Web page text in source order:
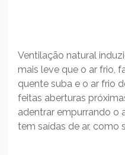
Ventilação natural
mais leve que o ar frio,
quente suba e o ar frio
feitas aberturas
adentrar empurrando o
tem saídas de ar, como